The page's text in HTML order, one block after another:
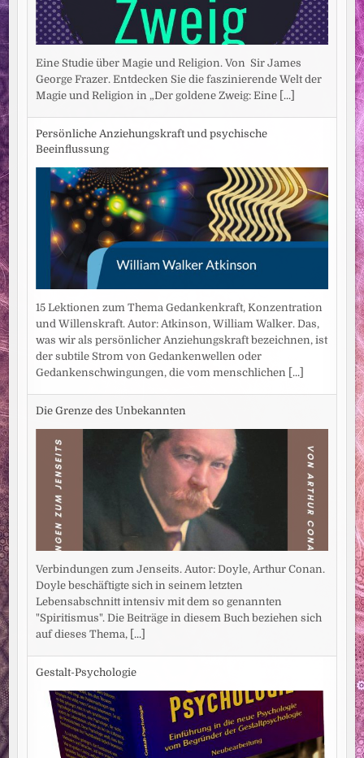
Eine Studie über Magie und Religion. Von Sir James
George Frazer. Entdecken Sie die faszinierende Welt der
Magie und Religion in „Der goldene Zweig: Eine [...]
Persönliche Anziehungskraft und psychische
Beeinflussung
15 Lektionen zum Thema Gedankenkraft, Konzentration
und Willenskraft. Autor: Atkinson, William Walker. Das,
was wir als persönlicher Anziehungskraft bezeichnen, ist
der subtile Strom von Gedankenwellen oder
Gedankenschwingungen, die vom menschlichen
[...]
Die Grenze des Unbekannten
Verbindungen zum Jenseits. Autor: Doyle, Arthur Conan.
Doyle beschäftigte sich in seinem letzten
Lebensabschnitt intensiv mit dem so genannten
"Spiritismus". Die Beiträge in diesem Buch beziehen sich
auf dieses Thema,
[...]
Gestalt-Psychologie